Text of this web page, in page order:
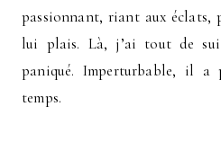
passionnant, riant aux éclats,
lui plais. Là, j’ai tout de
paniqué. Imperturbable, il a
temps.